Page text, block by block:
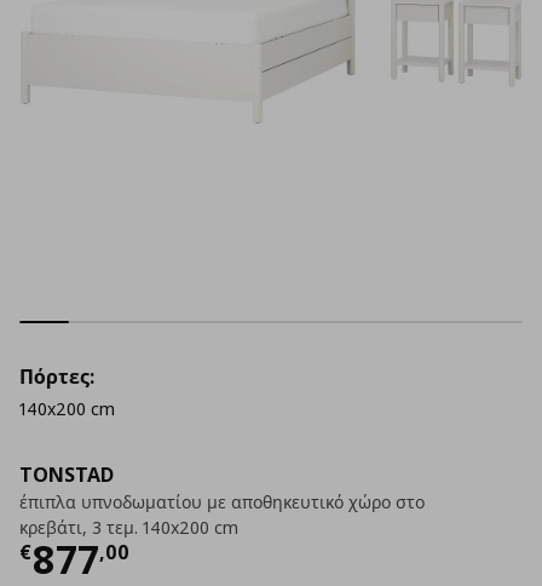
TONSTAD
έπιπλα υπνοδωματίου με αποθηκευτικό χώρο στο
κρεβάτι, 3 τεμ. 140x200 cm
€877,00
Τρέχουσα τιμή
Πόρτες:
140x200 cm